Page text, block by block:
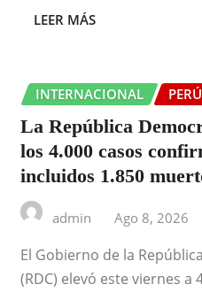
LEER MÁS
INTERNACIONAL PERÚ
La República
los 4.000 casos
incluidos 1.850
admin Ago 8, 2026
El Gobierno de la
(RDC) elevó este viernes